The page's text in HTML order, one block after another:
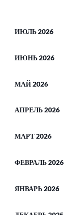
ИЮЛЬ 2026
ИЮНЬ 2026
МАЙ 2026
АПРЕЛЬ 2026
МАРТ 2026
ФЕВРАЛЬ 2026
ЯНВАРЬ 2026